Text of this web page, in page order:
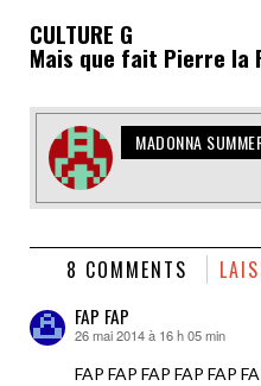
CULTURE G
Mais que fait Pierre la
MADONNA
8 COMMENTS
FAP FAP
dit :
26 mai 2014 à 16 h 05 min
FAP FAP FAP FAP FAP